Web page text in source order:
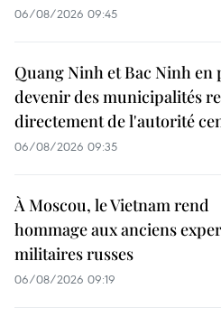
06/08/2026 09:45
Quang Ninh et Bac Ninh en
devenir des municipalités
directement de l'autorité
06/08/2026 09:35
À Moscou, le Vietnam rend
hommage aux anciens
militaires russes
06/08/2026 09:19